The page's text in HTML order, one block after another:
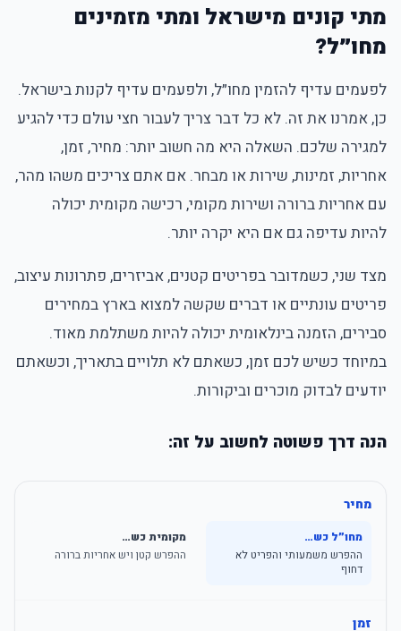
מתי קונים מישראל ומתי מזמינים
מחו״ל?
לפעמים עדיף להזמין מחו״ל, ולפעמים עדיף לקנות בישראל.
כן, אמרנו את זה. לא כל דבר צריך לעבור חצי עולם כדי להגיע
למגירה שלכם. השאלה היא מה חשוב יותר: מחיר, זמן,
אחריות, זמינות, שירות או מבחר. אם אתם צריכים משהו מהר,
עם אחריות ברורה ושירות מקומי, רכישה מקומית יכולה
להיות עדיפה גם אם היא יקרה יותר.
מצד שני, כשמדובר בפריטים קטנים, אביזרים, פתרונות עיצוב,
פריטים עונתיים או דברים שקשה למצוא בארץ במחירים
סבירים, הזמנה בינלאומית יכולה להיות משתלמת מאוד.
במיוחד כשיש לכם זמן, כשאתם לא תלויים בתאריך, וכשאתם
יודעים לבדוק מוכרים וביקורות.
הנה דרך פשוטה לחשוב על זה:
מחיר
מחו״ל כש…
ההפרש משמעותי והפריט לא
דחוף
מקומית כש…
ההפרש קטן ויש אחריות ברורה
זמן